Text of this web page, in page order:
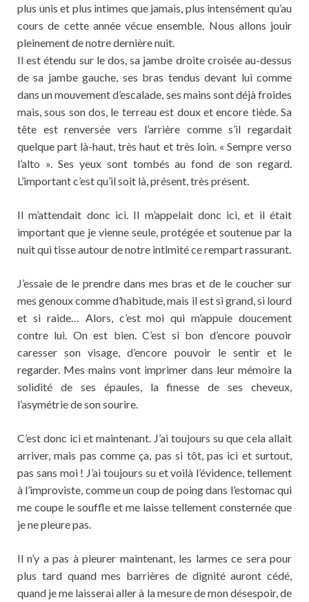
plus unis et plus intimes que jamais, plus intensément qu’au
cours de cette année vécue ensemble. Nous allons jouir
pleinement de notre dernière nuit.
Il est étendu sur le dos, sa jambe droite croisée au-dessus
de sa jambe gauche, ses bras tendus devant lui comme
dans un mouvement d’escalade, ses mains sont déjà froides
mais, sous son dos, le terreau est doux et encore tiède. Sa
tête est renversée vers l’arrière comme s’il regardait
quelque part là-haut, très haut et très loin. « Sempre verso
l’alto ». Ses yeux sont tombés au fond de son regard.
L’important c’est qu’il soit là, présent, très présent.
Il m’attendait donc ici. Il m’appelait donc ici, et il était
important que je vienne seule, protégée et soutenue par la
nuit qui tisse autour de notre intimité ce rempart rassurant.
J’essaie de le prendre dans mes bras et de le coucher sur
mes genoux comme d’habitude, mais il est si grand, si lourd
et si raide… Alors, c’est moi qui m’appuie doucement
contre lui. On est bien. C’est si bon d’encore pouvoir
caresser son visage, d’encore pouvoir le sentir et le
regarder. Mes mains vont imprimer dans leur mémoire la
solidité de ses épaules, la finesse de ses cheveux,
l’asymétrie de son sourire.
C’est donc ici et maintenant. J’ai toujours su que cela allait
arriver, mais pas comme ça, pas si tôt, pas ici et surtout,
pas sans moi ! J’ai toujours su et voilà l’évidence, tellement
à l’improviste, comme un coup de poing dans l’estomac qui
me coupe le souffle et me laisse tellement consternée que
je ne pleure pas.
Il n’y a pas à pleurer maintenant, les larmes ce sera pour
plus tard quand mes barrières de dignité auront cédé,
quand je me laisserai aller à la mesure de mon désespoir, de